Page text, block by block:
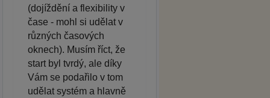
(dojíždění a flexibility v
čase - mohl si udělat v
různých časových
oknech). Musím říct, že
start byl tvrdý, ale díky
Vám se podařilo v tom
udělat systém a hlavně